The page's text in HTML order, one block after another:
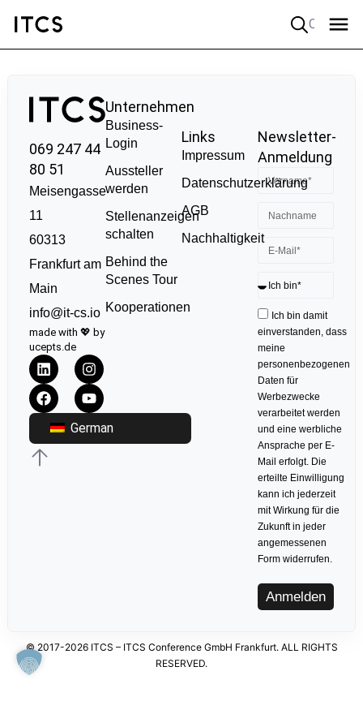
069 247 44
80 51
Meisengasse
11
60313
Frankfurt am
Main
info@it-cs.io
made with 💖 by
ucepts.de
German
Unternehmen
Business-
Login
Aussteller
werden
Stellenanzeigen
schalten
Behind the
Scenes Tour
Kooperationen
Links
Impressum
Datenschutzerklärung
AGB
Nachhaltigkeit
Newsletter-
Anmeldung
Ich bin damit
einverstanden, dass
meine
personenbezogenen
Daten für
Werbezwecke
verarbeitet werden
und eine werbliche
Ansprache per E-
Mail erfolgt. Die
erteilte Einwilligung
kann ich jederzeit
mit Wirkung für die
Zukunft in jeder
angemessenen
Form widerrufen.
Anmelden
© 2017-2026 ITCS – ITCS Conference GmbH Frankfurt. ALL RIGHTS
RESERVED.